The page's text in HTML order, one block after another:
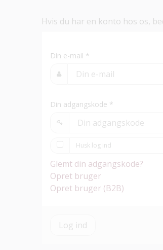
Hvis du har en konto hos os,
Din e-mail *
Din adgangskode *
Husk log ind
Glemt din adgangskode?
Opret bruger
Opret bruger (B2B)
Log ind